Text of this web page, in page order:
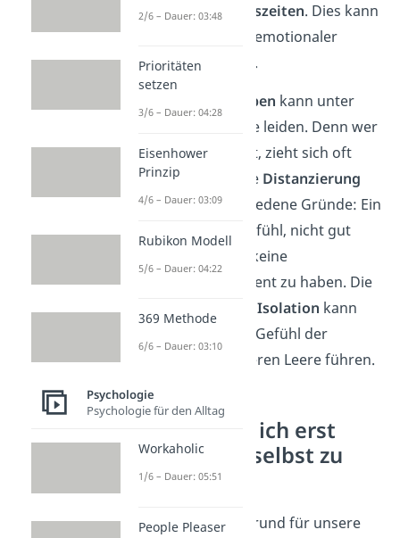
oder persönliche
Auszeiten. Dies kann
zu körperlicher und emotionaler
Erschöpfung
führen.
soziale Leben kann unter
fehlender Selbstliebe leiden. Denn wer
sich selbst nicht liebt, zieht sich oft
sozial zurück. Für die Distanzierung
gibt es dabei verschiedene Gründe: Ein
Beispiel wäre das Gefühl, nicht gut
genug zu sein oder keine
Unterstützung verdient zu haben. Die
daraus entstehende Isolation kann
langfristig zu einem Gefühl der
Einsamkeit
und inneren Leere führen.
Warum muss ich erst
lernen, mich selbst zu
lieben?
Meistens liegt der Grund für unsere
2/6 – Dauer: 03:48
Prioritäten
setzen
3/6 – Dauer: 04:28
Eisenhower
Prinzip
4/6 – Dauer: 03:09
Rubikon Modell
5/6 – Dauer: 04:22
369 Methode
6/6 – Dauer: 03:10
Psychologie
Psychologie für den Alltag
Workaholic
1/6 – Dauer: 05:51
People Pleaser